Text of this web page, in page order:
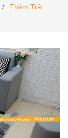
/
Thảm Trải